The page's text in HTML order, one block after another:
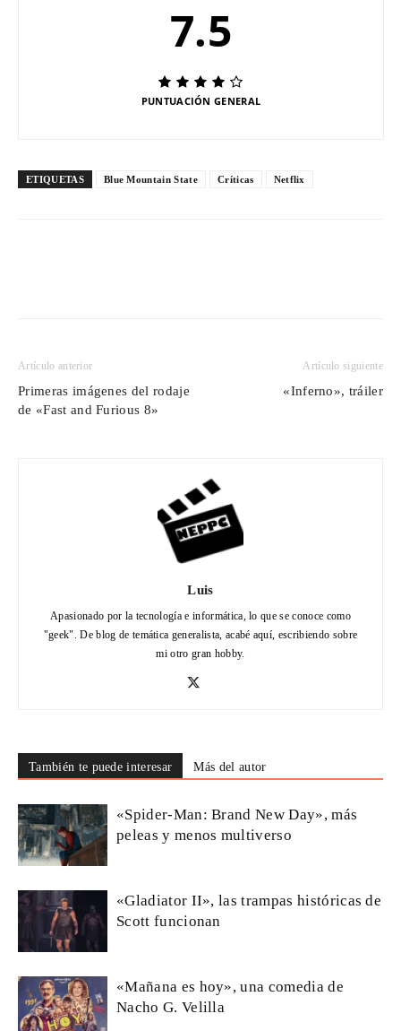
7.5
PUNTUACIÓN GENERAL
ETIQUETAS Blue Mountain State Críticas Netflix
Artículo anterior
Primeras imágenes del rodaje
de «Fast and Furious 8»
Artículo siguiente
«Inferno», tráiler
Luis
Apasionado por la tecnología e informática, lo que se conoce como
"geek". De blog de temática generalista, acabé aquí, escribiendo sobre
mi otro gran hobby.
También te puede interesar Más del autor
«Spider-Man: Brand New Day», más
peleas y menos multiverso
«Gladiator II», las trampas históricas de
Scott funcionan
«Mañana es hoy», una comedia de
Nacho G. Velilla